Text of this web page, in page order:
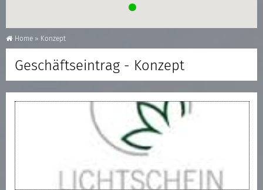
Home » Konzept
Geschäftseintrag - Konzept